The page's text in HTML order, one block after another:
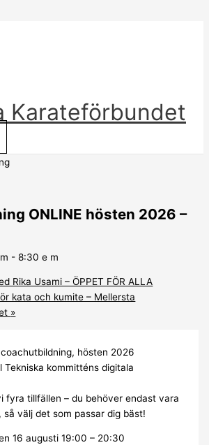
Karateförbundet
ONLINE hösten 2026 –
-8:30 e m
Rika Usami – ÖPPET FÖR ALLA
kata och kumite – Mellersta
»
hösten 2026
Tekniska kommitténs digitala
fyra tillfällen – du behöver endast vara
så välj det som passar dig bäst!
16 augusti 19:00 – 20:30